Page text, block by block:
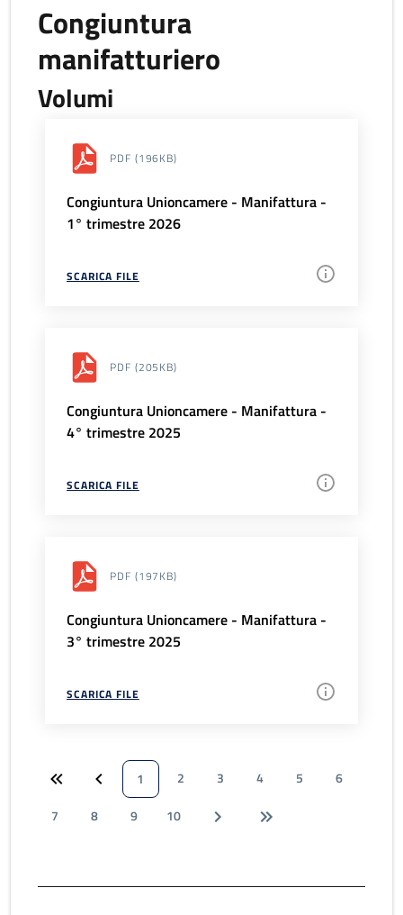
Congiuntura
manifatturiero
Volumi
PDF (196KB)
Congiuntura Unioncamere - Manifattura -
1° trimestre 2026
SCARICA FILE
PDF (205KB)
Congiuntura Unioncamere - Manifattura -
4° trimestre 2025
SCARICA FILE
PDF (197KB)
Congiuntura Unioncamere - Manifattura -
3° trimestre 2025
SCARICA FILE
1 2 3 4 5
6
7
8 9 10